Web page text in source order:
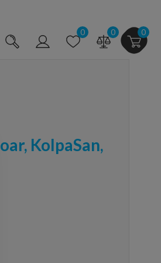
0 0 0
KolpaSan,